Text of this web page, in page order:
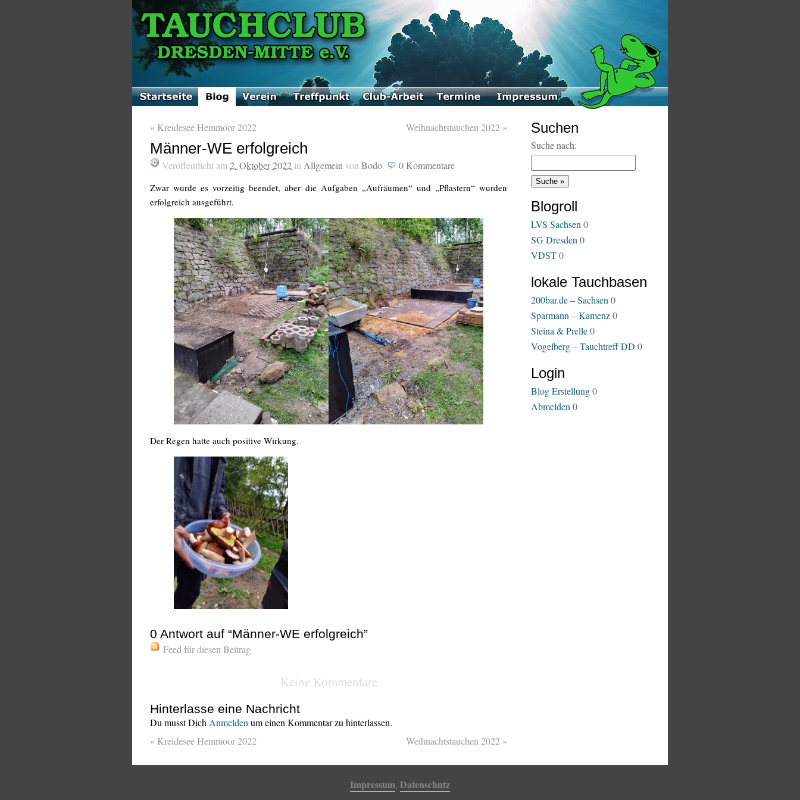
« Kreidesee Hemmoor 2022 Weihnachtstauchen 2022 »
Männer-WE erfolgreich
Veröffentlicht am 2. Oktober 2022 in Allgemein von Bodo. 0 Kommentare
Zwar wurde es vorzeitig beendet, aber die Aufgaben „Aufräumen“ und „Pflastern“ wurden
erfolgreich ausgeführt.
Der Regen hatte auch positive Wirkung.
0 Antwort auf “Männer-WE erfolgreich”
Feed für diesen Beitrag
Keine Kommentare
Hinterlasse eine Nachricht
Du musst Dich Anmelden um einen Kommentar zu hinterlassen.
« Kreidesee Hemmoor 2022 Weihnachtstauchen 2022 »
Suchen
Suche nach:
Blogroll
LVS Sachsen 0
SG Dresden 0
VDST0
lokale Tauchbasen
200bar.de – Sachsen 0
Sparmann – Kamenz0
Steina & Prelle0
Vogelberg – Tauchtreff DD 0
Login
Blog Erstellung0
Abmelden 0
Impressum, Datenschutz